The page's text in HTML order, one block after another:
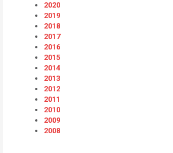
2020
2019
2018
2017
2016
2015
2014
2013
2012
2011
2010
2009
2008